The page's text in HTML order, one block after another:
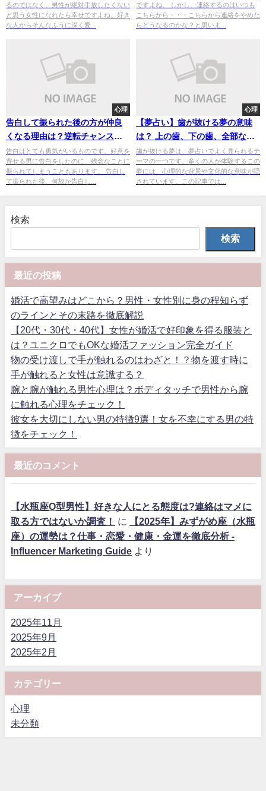
るのではなく、男性が絶対手放したくない
と思う女性になれたら幸せですよね。好き
な人からそんなふうに深く愛...
ですよね。 しかし、連絡するのはいつも
こちらから・・・こちらから連絡をやめた
らどうなるのかな？と思いま...
心理
告白して振られた後の方が仲良
くなる理由は？逆転チャンスは
男女差もある？
告白はとても勇気がいるものです。好意を
寄せる男に告白をしたのに、残念なことに
振られてしまうこともあります。 告白し
て振られた後、何故か告白し...
心理
【夢占い】歯が抜ける夢の意味
は？ 上の歯、下の歯、全部な
ど、ケース毎に心理的解釈を紹
介します
歯が抜ける夢は、夢占いでよく見られるテ
ーマの一つです。多くの人が体験するこの
夢には、心理的な背景や文化的な意味が隠
されています。この記事では...
検索
検索
最近の投稿
婚活で高望みはどこから？男性・女性別に身の程知らず
のラインとその末路を徹底解説
【20代・30代・40代】女性が婚活で好印象を得る服装と
は？ユニクロでもOKな婚活ファッション完全ガイド
物の受け渡しで手が触れるのはわざと！？物を渡す時に
手が触れると女性は意識する？
腕と腕が触れる男性心理は？ボディタッチで男性から腕
に触れる心理をチェック！
彼女を大切にしない男の特徴9選！女を不幸にする男の特
徴をチェック！
最近のコメント
【水瓶座O型男性】好きな人にとる態度は?連絡はマメに
取る方ではないか調査！
に
【2025年】みずがめ座（水瓶
座）の運勢は？仕事・恋愛・健康・金運を徹底分析 -
Influencer Marketing Guide より
アーカイブ
2025年11月
2025年9月
2025年2月
カテゴリー
心理
未分類